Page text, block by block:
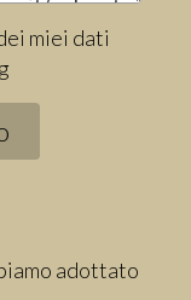
miei dati
adottato